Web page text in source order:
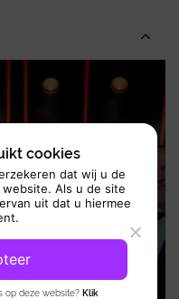
de smaak van een luxere
en de sfeervolle
met geweldig geluid en
op jouw high class
om niet snel te
cookies
dat wij u de
Als u de site
uit dat u hiermee
op deze website? Klik